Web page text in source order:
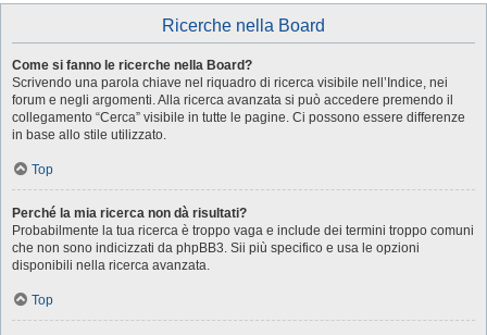
Ricerche nella Board
Come si fanno le ricerche nella Board?
Scrivendo una parola chiave nel riquadro di ricerca visibile nell’Indice, nei
forum e negli argomenti. Alla ricerca avanzata si può accedere premendo il
collegamento “Cerca” visibile in tutte le pagine. Ci possono essere differenze
in base allo stile utilizzato.
Top
Perché la mia ricerca non dà risultati?
Probabilmente la tua ricerca è troppo vaga e include dei termini troppo comuni
che non sono indicizzati da phpBB3. Sii più specifico e usa le opzioni
disponibili nella ricerca avanzata.
Top